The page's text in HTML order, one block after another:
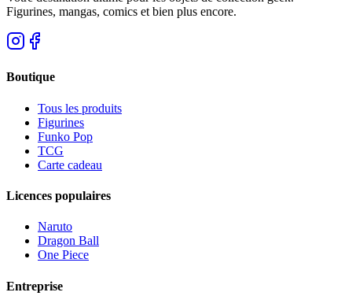
Figurines, mangas, comics et bien plus encore.
Boutique
Tous les produits
Figurines
Funko Pop
TCG
Carte cadeau
Licences populaires
Naruto
Dragon Ball
One Piece
Entreprise